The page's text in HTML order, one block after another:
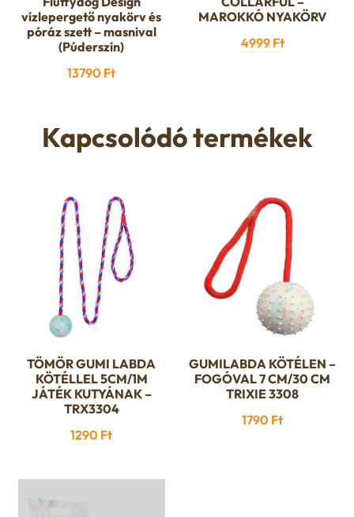
vízlepergető nyakörv és
póráz szett – masnival
(Púderszín)
13790 Ft
Ennek
a
terméknek
A
termékoldalon
választhatók
MAROKKÓ NYAKÖRV
4999 Ft
Kapcsolódó termékek
TÖMÖR GUMI LABDA
KÖTÉLLEL 5CM/1M
JÁTÉK KUTYÁNAK –
TRX3304
1290 Ft
GUMILABDA KÖTÉLEN –
FOGÓVAL 7 CM/30 CM
TRIXIE 3308
1790 Ft